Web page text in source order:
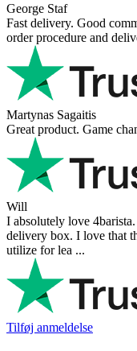
George Staf
Fast delivery. Good
order procedure and
Martynas Sagaitis
Great product. Game
Will
I absolutely love
delivery box. I love that
utilize for lea ...
Tilføj anmeldelse